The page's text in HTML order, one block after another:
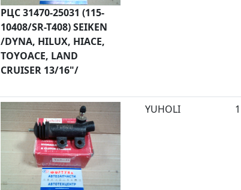
РЦС 31470-25031 (115-
10408/SR-T408) SEIKEN
/DYNA, HILUX, HIACE,
TOYOACE, LAND
CRUISER 13/16"/
YUHOLI 1